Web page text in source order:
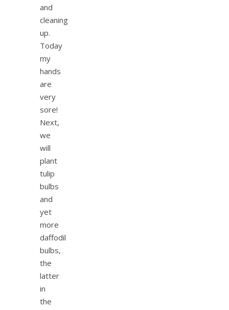
and
cleaning
up.
Today
my
hands
are
very
sore!
Next,
we
will
plant
tulip
bulbs
and
yet
more
daffodil
bulbs,
the
latter
in
the